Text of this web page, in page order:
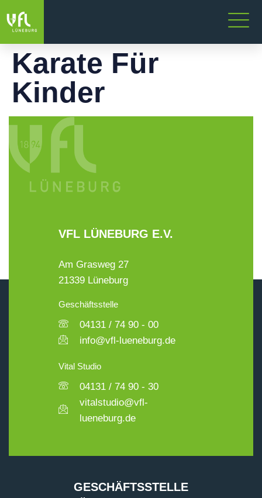
Karate Für
Kinder
VFL LÜNEBURG E.V.
Am Grasweg 27
21339 Lüneburg
Geschäftsstelle
04131 / 74 90 - 00
info@vfl-lueneburg.de
Vital Studio
04131 / 74 90 - 30
vitalstudio@vfl-
lueneburg.de
GESCHÄFTSSTELLE